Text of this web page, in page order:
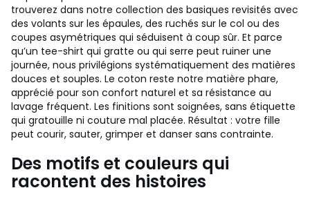
trouverez dans notre collection des basiques revisités avec
des volants sur les épaules, des ruchés sur le col ou des
coupes asymétriques qui séduisent à coup sûr. Et parce
qu’un tee-shirt qui gratte ou qui serre peut ruiner une
journée, nous privilégions systématiquement des matières
douces et souples. Le coton reste notre matière phare,
apprécié pour son confort naturel et sa résistance au
lavage fréquent. Les finitions sont soignées, sans étiquette
qui gratouille ni couture mal placée. Résultat : votre fille
peut courir, sauter, grimper et danser sans contrainte.
Des motifs et couleurs qui
racontent des histoires